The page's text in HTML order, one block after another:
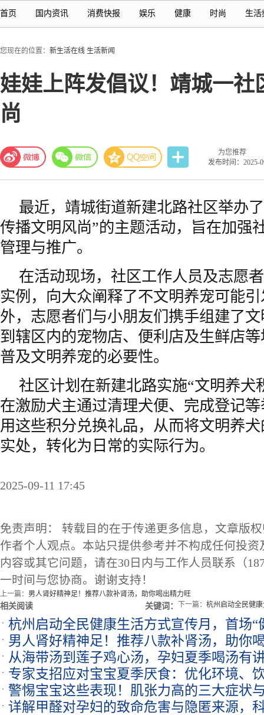
首页 国内资讯 消费快报 娱乐 健康 时尚 生活
您现在的位置： 新生活在线 生活新闻
娃娃上阵发倡议！靖城一社
尚
为您推荐
发布时间：2025-
最近，靖城街道新建北路社区举办
传播文明风尚”的主题活动，旨在加强
管理与推广。
在活动现场，社区工作人员及志愿
实例，向大众阐释了不文明养宠可能
外，志愿者们与小朋友们携手组建了
到辖区内的宠物店、便利店及生鲜店
普及文明养宠的必要性。
社区计划在新建北路实施“文明养犬
在激励犬主通过清理犬便、完成登记
用这些积分兑换礼品，从而将文明养
实处，转化为日常的实际行为。
2025-09-11 17:45
免责声明： 转载目的在于传递更多信息，文章版
作者个人观点。本站只提供参考并不构成任何投
内容或其它问题，请在30日内与工作人员联系（
一时间与您协商。谢谢支持！
上一篇： 男人肾好精神足！推荐八款补肾汤，助你喝出精力旺
下一篇： 杭州启动全民健
相关阅读 关键词：
杭州启动全民健康生活方式宣传月，首场“
男人肾好精神足！推荐八款补肾汤，助你
从海带汤到莲子鸡心汤，孕妇夏季喝汤有
不腻
专家支招应对宝宝夏季厌食：优化环境、
警惕宝宝这些表现！肌张力高的三大症状
详解甲醛对孕妇的致命危害与隐匿来源，